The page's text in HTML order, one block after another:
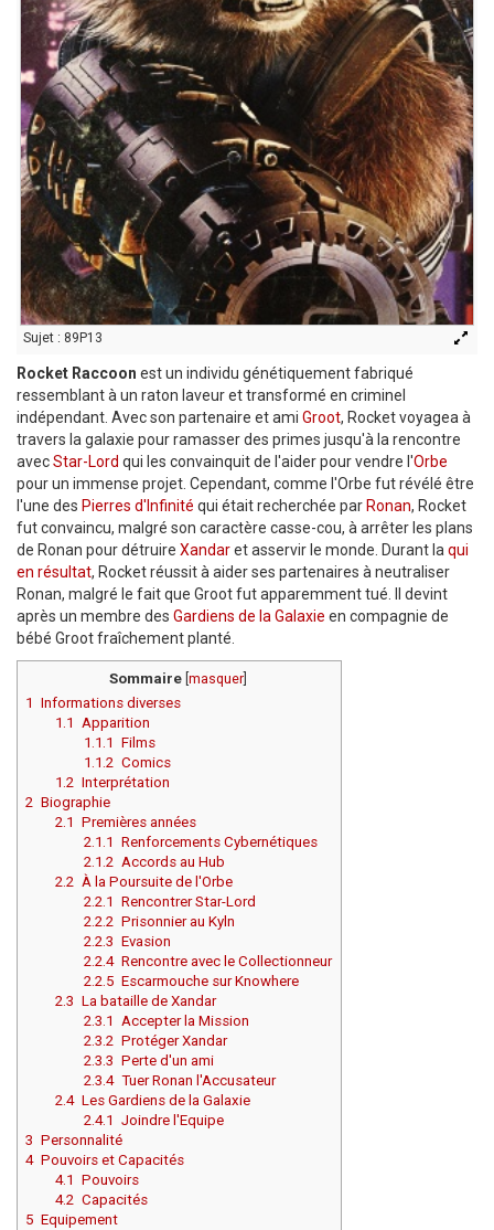
Sujet : 89P13
Rocket Raccoon est un individu génétiquement fabriqué
ressemblant à un raton laveur et transformé en criminel
indépendant. Avec son partenaire et ami Groot, Rocket voyagea à
travers la galaxie pour ramasser des primes jusqu'à la rencontre
avecStar-Lord qui les convainquit de l'aider pour vendre l'Orbe
pour un immense projet. Cependant, comme l'Orbe fut révélé être
l'une des Pierres d'Infinité qui était recherchée par Ronan, Rocket
fut convaincu, malgré son caractère casse-cou, à arrêter les plans
de Ronan pour détruire Xandaret asservir le monde. Durant laqui
en résultat, Rocket réussit à aider ses partenaires à neutraliser
Ronan, malgré le fait que Groot fut apparemment tué. Il devint
après un membre des Gardiens de la Galaxie en compagnie de
bébé Groot fraîchement planté.
Sommaire[ masquer]
1 Informations diverses
1.1 Apparition
1.1.1
Films
1.1.2 Comics
1.2 Interprétation
2 Biographie
2.1 Premières années
2.1.1
Renforcements Cybernétiques
2.1.2 Accords au Hub
2.2 À la Poursuite de l'Orbe
2.2.1
Rencontrer Star-Lord
2.2.2 Prisonnier au Kyln
2.2.3 Evasion
2.2.4 Rencontre avec le Collectionneur
2.2.5 Escarmouche sur Knowhere
2.3 La bataille de Xandar
2.3.1
Accepter la Mission
2.3.2 Protéger Xandar
2.3.3 Perte d'un ami
2.3.4 Tuer Ronan l'Accusateur
2.4 Les Gardiens de la Galaxie
2.4.1
Joindre l'Equipe
3 Personnalité
4 Pouvoirs et Capacités
4.1 Pouvoirs
4.2 Capacités
5 Equipement